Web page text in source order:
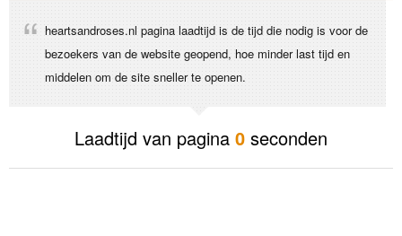
heartsandroses.nl pagina laadtijd is de tijd die nodig is voor de
bezoekers van de website geopend, hoe minder last tijd en
middelen om de site sneller te openen.
Laadtijd van pagina 0 seconden